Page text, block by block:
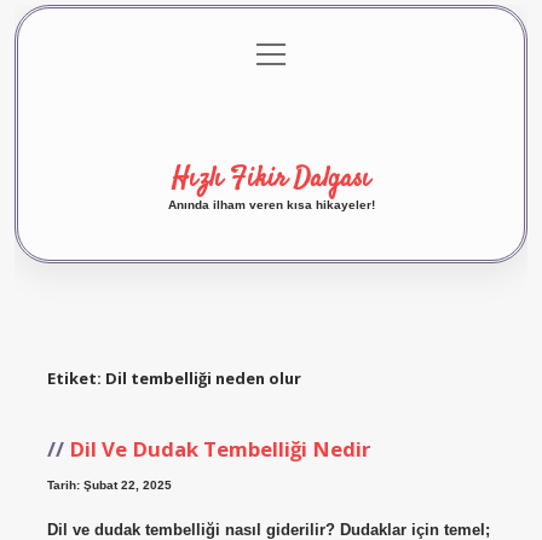
Gizlilik Politikası
menüyü
aç
Hızlı Fikir Dalgası
Anında ilham veren kısa hikayeler!
Etiket: Dil tembelliği neden olur
Dil Ve Dudak Tembelliği Nedir
Tarih: Şubat 22, 2025
Dil ve dudak tembelliği nasıl giderilir? Dudaklar için temel;